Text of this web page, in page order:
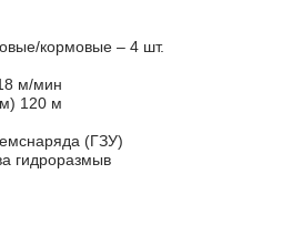
кормовые – 4 шт.
м/мин
120 м
(ГЗУ)
гидроразмыв